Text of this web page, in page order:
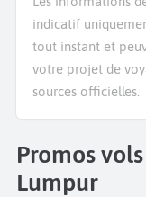
indicatif
tout instant et
votre projet de
sources officielles.
Promos
Lumpur